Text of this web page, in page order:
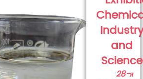
Industry
and
Science
28-я